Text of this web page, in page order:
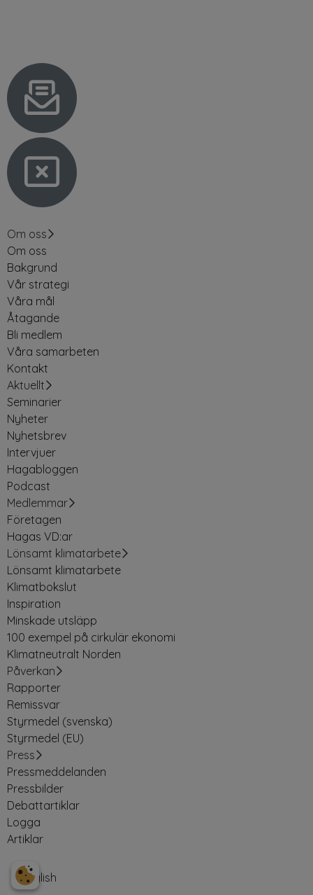
Om oss
Om oss
Bakgrund
Vår strategi
Våra mål
Åtagande
Bli medlem
Våra samarbeten
Kontakt
Aktuellt
Seminarier
Nyheter
Nyhetsbrev
Intervjuer
Hagabloggen
Podcast
Medlemmar
Företagen
Hagas VD:ar
Lönsamt klimatarbete
Lönsamt klimatarbete
Klimatbokslut
Inspiration
Minskade utsläpp
100 exempel på cirkulär ekonomi
Klimatneutralt Norden
Påverkan
Rapporter
Remissvar
Styrmedel (svenska)
Styrmedel (EU)
Press
Pressmeddelanden
Pressbilder
Debattartiklar
Logga
Artiklar
English